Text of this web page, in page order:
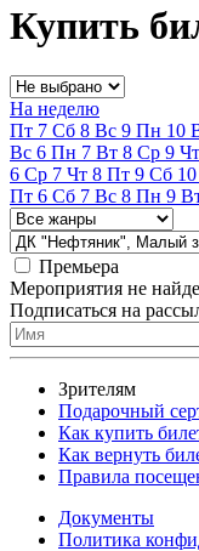
Купить
На неделю
Пт 7 Сб 8 Вс 9 Пн 10
Вс 6 Пн 7 Вт 8 Ср 9 Чт
6 Ср 7 Чт 8 Пт 9 Сб 10
Пт 6 Сб 7 Вс 8 Пн 9
Премьера
Мероприятия не
Подписаться на
Зрителям
Подарочный
Как купить
Как вернуть
Правила
Документы
Политика